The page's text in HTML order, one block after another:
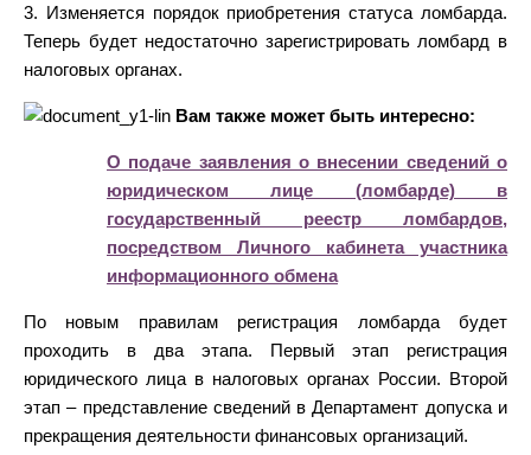
3. Изменяется порядок приобретения статуса ломбарда.
Теперь будет недостаточно зарегистрировать ломбард в
налоговых органах.
Вам также может быть интересно:
О подаче заявления о внесении сведений о
юридическом лице (ломбарде) в
государственный реестр ломбардов,
посредством Личного кабинета участника
информационного обмена
По новым правилам регистрация ломбарда будет
проходить в два этапа. Первый этап регистрация
юридического лица в налоговых органах России. Второй
этап – представление сведений в Департамент допуска и
прекращения деятельности финансовых организаций.